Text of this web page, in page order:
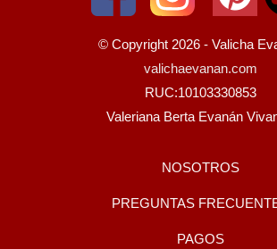
© Copyright 2026 - Valicha
valichaevanan.com
RUC:10103330853
Valeriana Berta Evanán
NOSOTROS
PREGUNTAS
PAGOS